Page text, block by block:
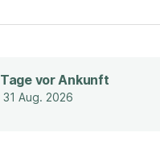
vor Ankunft
Aug. 2026